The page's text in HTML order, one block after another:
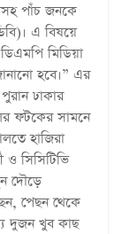
পাঁচ জনকে
এ বিষয়ে
মিডিয়া
হবে।” এর
ঢাকার
ফটকের সামনে
হাজিরা
ও সিসিটিভি
দৌড়ে
পেছন থেকে
দুজন খুব কাছ